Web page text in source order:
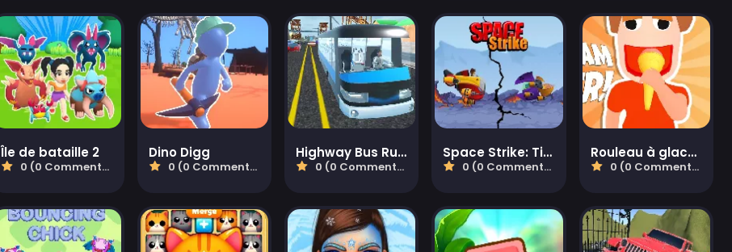
Île de bataille 2
0 (0 Commentaires)
Dino Digg
0 (0 Commentaires)
Highway Bus Rush
0 (0 Commentaires)
Space Strike: Tireur Galactique
0 (0 Commentaires)
Rouleau à glace !
0 (0 Commentaires)